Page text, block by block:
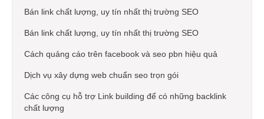
Bán link chất lượng, uy tín nhất thị trường SEO
Bán link chất lượng, uy tín nhất thị trường SEO
Cách quảng cáo trên facebook và seo pbn hiệu quả
Dịch vụ xây dựng web chuẩn seo trọn gói
Các công cụ hỗ trợ Link building để có những backlink
chất lượng